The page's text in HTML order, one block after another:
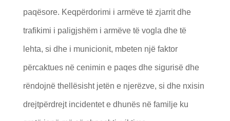
paqësore. Keqpërdorimi i armëve të zjarrit dhe
trafikimi i paligjshëm i armëve të vogla dhe të
lehta, si dhe i municionit, mbeten një faktor
përcaktues në cenimin e paqes dhe sigurisë dhe
rëndojnë thellësisht jetën e njerëzve, si dhe nxisin
drejtpërdrejt incidentet e dhunës në familje ku